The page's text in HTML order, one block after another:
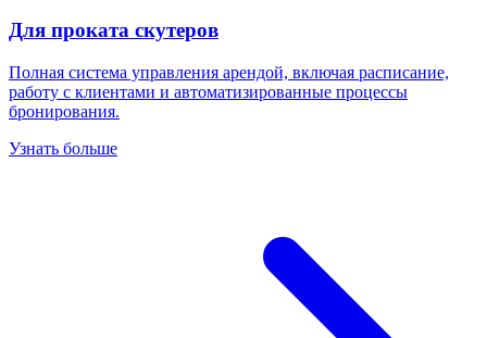
Для проката скутеров
Полная система управления арендой, включая расписание,
работу с клиентами и автоматизированные процессы
бронирования.
Узнать больше